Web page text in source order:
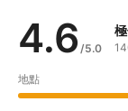
4.6 /5.0
地點